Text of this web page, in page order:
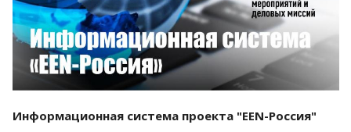
Информационная система проекта "EEN-Россия"